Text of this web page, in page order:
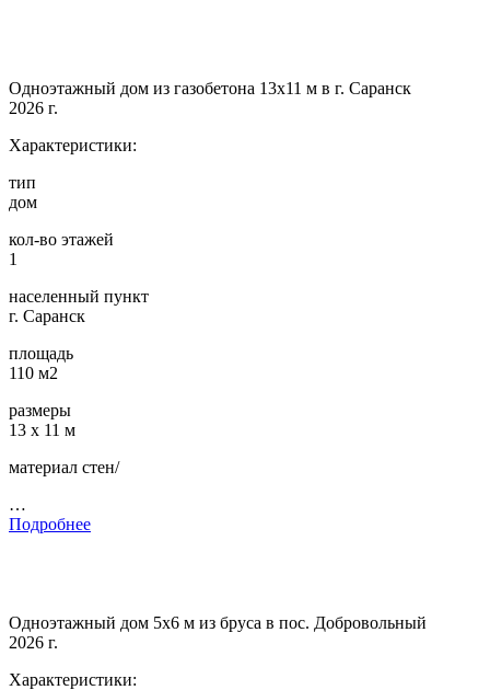
Одноэтажный дом из газобетона 13х11 м в г. Саранск
2026 г.
Характеристики:
тип
дом
кол-во этажей
1
населенный пункт
г. Саранск
площадь
110 м2
размеры
13 х 11 м
материал стен/
…
Подробнее
Одноэтажный дом 5х6 м из бруса в пос. Добровольный
2026 г.
Характеристики: